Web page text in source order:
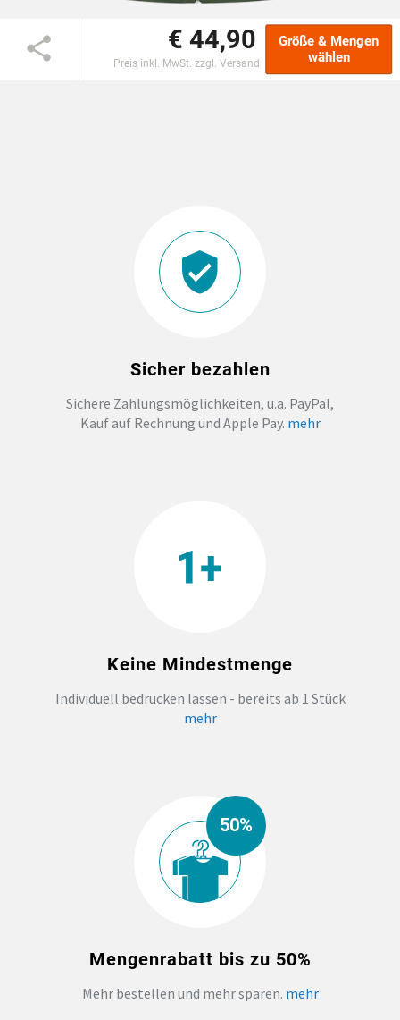
DTF BOGEN
SOCKEN PERSONALISIEREN
€ 44,90
Preis inkl. MwSt. zzgl. Versand
Größe & Mengen
wählen
Sicher bezahlen
Sichere Zahlungsmöglichkeiten, u.a. PayPal,
Kauf auf Rechnung und Apple Pay. mehr
Keine Mindestmenge
Individuell bedrucken lassen - bereits ab 1 Stück
mehr
50%
Mengenrabatt bis zu 50%
Mehr bestellen und mehr sparen. mehr